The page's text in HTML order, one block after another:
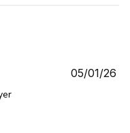
05/01/26